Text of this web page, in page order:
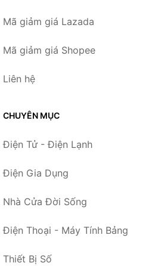
Mã giảm giá Lazada
Mã giảm giá Shopee
Liên hệ
CHUYÊN MỤC
Điện Tử - Điện Lạnh
Điện Gia Dụng
Nhà Cửa Đời Sống
Điện Thoại - Máy Tính Bảng
Thiết Bị Số